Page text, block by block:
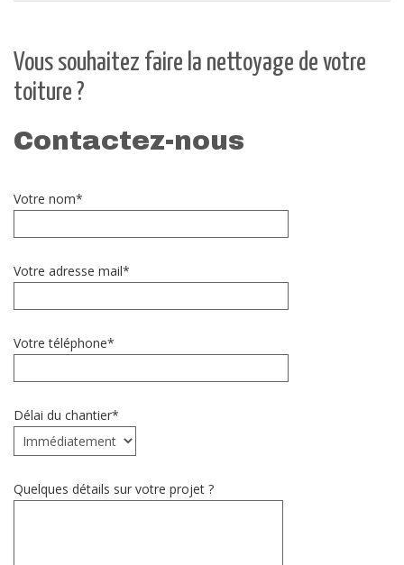
Vous souhaitez faire la nettoyage de votre
toiture ?
Contactez-nous
Votre nom*
Votre adresse mail*
Votre téléphone*
Délai du chantier*
Quelques détails sur votre projet ?